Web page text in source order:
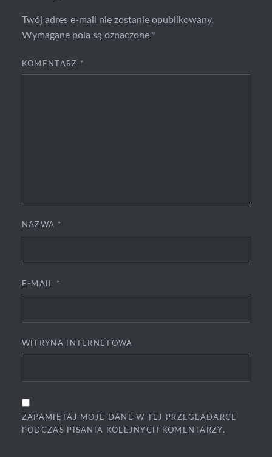
Twój adres e-mail nie zostanie opublikowany.
Wymagane pola są oznaczone *
KOMENTARZ *
NAZWA *
E-MAIL *
WITRYNA INTERNETOWA
ZAPAMIĘTAJ MOJE DANE W TEJ PRZEGLĄDARCE
PODCZAS PISANIA KOLEJNYCH KOMENTARZY.